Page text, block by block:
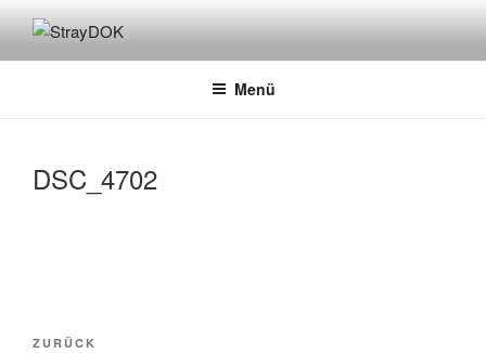
Inhalt
springenSTRAYDOK
Menü
DSC_4702
Beitragsnavigation
Vorheriger
ZURÜCK